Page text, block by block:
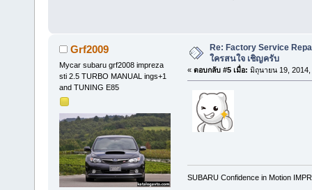
Grf2009
Mycar subaru grf2008 impreza
sti 2.5 TURBO MANUAL ings+1
and TUNING E85
Re: Factory Service
ใครสนใจ เชิญครับ
« ตอบกลับ #5 เมื่อ: มิถุนายน 19, 2014,
SUBARU Confidence in Motion